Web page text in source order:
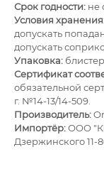
Срок годности: не
Условия
допускать
допускать
Упаковка: блистер
Сертификат
обязательной
г. №14-13/14-509.
Производитель:
Импортёр:ОOО
Дзержинского 11-